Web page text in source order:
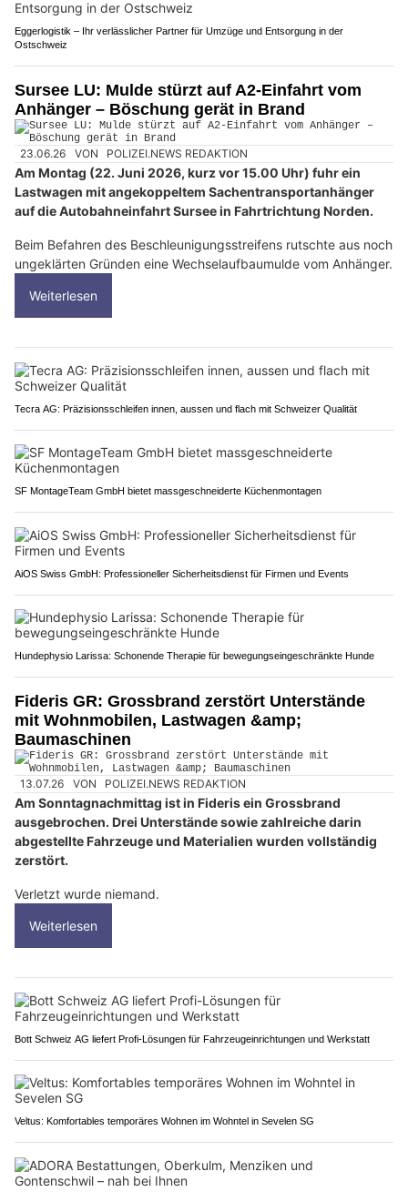
Eggerlogistik – Ihr verlässlicher Partner für Umzüge und Entsorgung in der
Ostschweiz
Sursee LU: Mulde stürzt auf A2-Einfahrt vom
Anhänger – Böschung gerät in Brand
23.06.26 VON POLIZEI.NEWS REDAKTION
Am Montag (22. Juni 2026, kurz vor 15.00 Uhr) fuhr ein
Lastwagen mit angekoppeltem Sachentransportanhänger
auf die Autobahneinfahrt Sursee in Fahrtrichtung Norden.
Beim Befahren des Beschleunigungsstreifens rutschte aus noch
ungeklärten Gründen eine Wechselaufbaumulde vom Anhänger.
Weiterlesen
Tecra AG: Präzisionsschleifen innen, aussen und flach mit Schweizer Qualität
SF MontageTeam GmbH bietet massgeschneiderte Küchenmontagen
AiOS Swiss GmbH: Professioneller Sicherheitsdienst für Firmen und Events
Hundephysio Larissa: Schonende Therapie für bewegungseingeschränkte Hunde
Fideris GR: Grossbrand zerstört Unterstände
mit Wohnmobilen, Lastwagen &amp;
Baumaschinen
13.07.26 VON POLIZEI.NEWS REDAKTION
Am Sonntagnachmittag ist in Fideris ein Grossbrand
ausgebrochen. Drei Unterstände sowie zahlreiche darin
abgestellte Fahrzeuge und Materialien wurden vollständig
zerstört.
Verletzt wurde niemand.
Weiterlesen
Bott Schweiz AG liefert Profi-Lösungen für Fahrzeugeinrichtungen und Werkstatt
Veltus: Komfortables temporäres Wohnen im Wohntel in Sevelen SG